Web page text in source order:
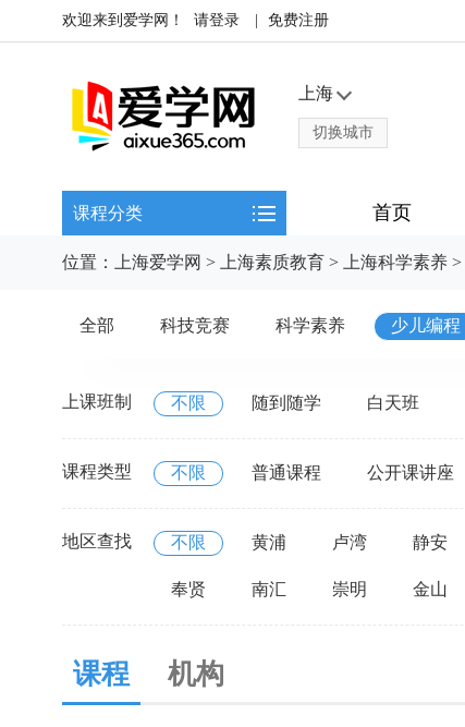
欢迎来到爱学网！ 请登录 免费注册
上海
切换城市
课程分类 首页
位置： 上海爱学网 > 上海素质教育 > 上海科学素养 >
全部 科技竞赛 科学素养 少儿编程
上课班制 不限 随到随学 白天班
课程类型 不限 普通课程 公开课讲座
地区查找 不限 黄浦 卢湾 静安
奉贤 南汇 崇明 金山
课程 机构